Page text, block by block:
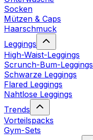
Socken
Mützen & Caps
Haarschmuck
Leggings
High-Waist-Leggings
Scrunch-Bum-Leggings
Schwarze Leggings
Flared Leggings
Nahtlose Leggings
Trends
Vorteilspacks
Gym-Sets